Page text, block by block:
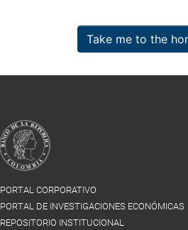
Take me to the
PORTAL CORPORATIVO
PORTAL DE INVESTIGACIONES ECONÓMICAS
REPOSITORIO INSTITUCIONAL